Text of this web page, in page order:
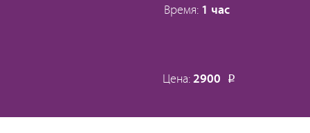
Время: 1 час
Цена: 2900 Р